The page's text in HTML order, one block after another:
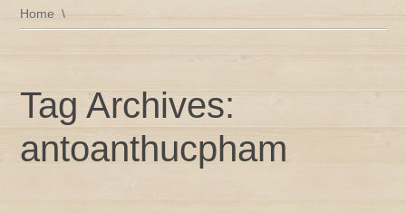
Home
Tag Archives:
antoanthucpham